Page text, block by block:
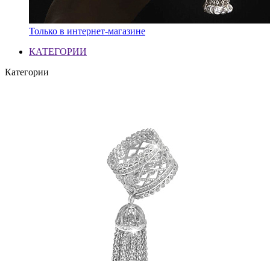
Только в интернет-магазине
КАТЕГОРИИ
Категории